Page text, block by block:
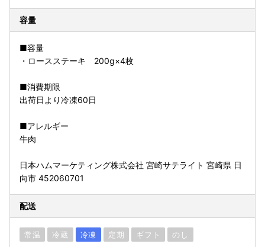
容量
■容量
・ロースステーキ 200g×4枚
■消費期限
出荷日より冷凍60日
■アレルギー
牛肉
日本ハムマーケティング株式会社 宮崎サテライト 宮崎県 日
向市 452060701
配送
常温 冷蔵 冷凍 定期 ギフト のし